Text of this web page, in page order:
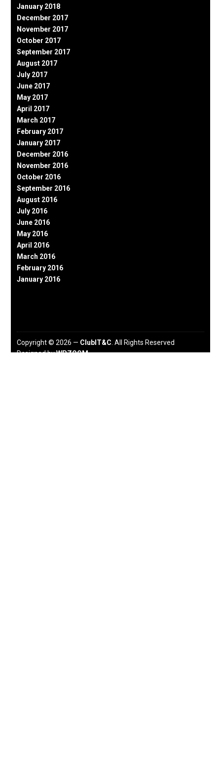
January 2018
December 2017
November 2017
October 2017
September 2017
August 2017
July 2017
June 2017
May 2017
April 2017
March 2017
February 2017
January 2017
December 2016
November 2016
October 2016
September 2016
August 2016
July 2016
June 2016
May 2016
April 2016
March 2016
February 2016
January 2016
Copyright © 2026 — ClubIT&C . All Rights Reserved
Designed byWPZOOM